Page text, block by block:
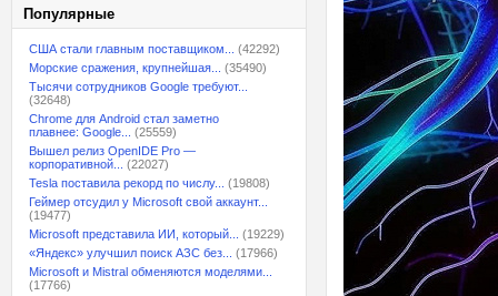
Популярные
США стали главным поставщиком...
(42292)
Морские сражения, крупнейшая...
(35490)
Тысячи сотрудников Google требуют...
(32648)
Chrome для Android стал заметно
плавнее: Google...
(25559)
Вышел релиз OpenIDE Pro —
корпоративной...
(22027)
Tesla поставила рекорд по числу...
(19808)
Геймер отсудил у Microsoft свой аккаунт...
(19477)
Microsoft представила ИИ, который...
(19229)
«Яндекс» улучшил поиск АЗС без...
(17966)
Microsoft и Mistral обменяются моделями...
(17766)